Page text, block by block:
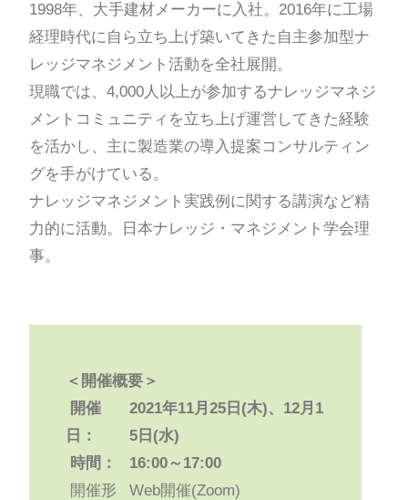
1998年、大手建材メーカーに入社。2016年に工場
経理時代に自ら立ち上げ築いてきた自主参加型ナ
レッジマネジメント活動を全社展開。
現職では、4,000人以上が参加するナレッジマネジ
メントコミュニティを立ち上げ運営してきた経験
を活かし、主に製造業の導入提案コンサルティン
グを手がけている。
ナレッジマネジメント実践例に関する講演など精
力的に活動。日本ナレッジ・マネジメント学会理
事。
＜開催概要＞
開催
日：
2021年11月25日(木)、12月1
5日(水)
時間：
16:00～17:00
開催形
Web開催(Zoom)